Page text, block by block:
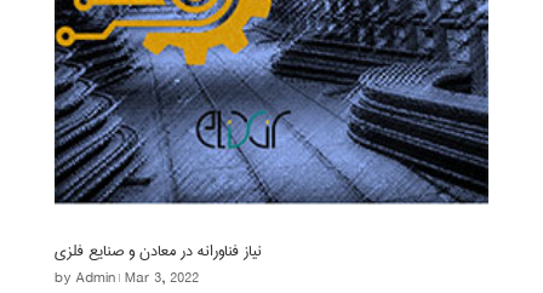
نیاز فناورانه در معادن و صنایع فلزی
by Admin|Mar 3, 2022